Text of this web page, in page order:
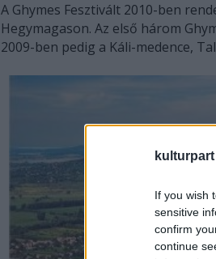
kulturpart
If you wish
sensitive
confirm
continue
A Ghymes Fesztivált 2010-ben
Hegymagason. Az első három
2009-ben pedig a Káli-medence,